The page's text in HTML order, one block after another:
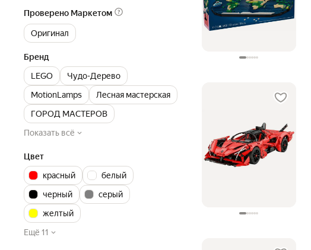
Проверено Маркетом
Оригинал
Бренд
LEGO
Чудо-Дерево
MotionLamps
Лесная мастерская
ГОРОД МАСТЕРОВ
Показать всё
Цвет
красный
белый
черный
серый
желтый
Ещё 11